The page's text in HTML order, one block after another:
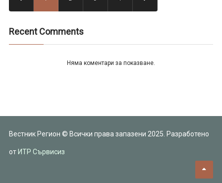
Recent Comments
Няма коментари за показване.
Вестник Регион © Всички права запазени 2025. Разработено
от ИТР Сървисиз